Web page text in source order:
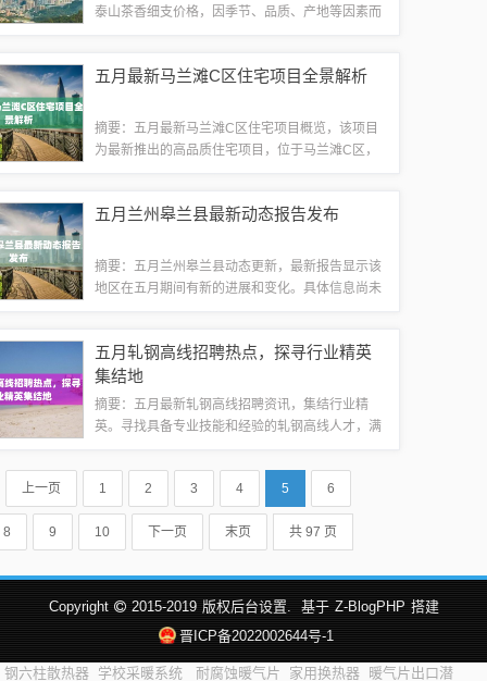
泰山茶香细支价格，因季节、品质、产地等因素而
值，是品茗爱好者的不错选择。泰山茶的背景...
五月最新马兰滩C区住宅项目全景解析
摘要：五月最新马兰滩C区住宅项目概览，该项目
为最新推出的高品质住宅项目，位于马兰滩C区，
布。一、项目概述马兰滩C区住宅项目坐落于...
五月兰州皋兰县最新动态报告发布
摘要：五月兰州皋兰县动态更新，最新报告显示该
地区在五月期间有新的进展和变化。具体信息尚未
进一步关注以获取详细情况。随着春意渐浓，...
五月轧钢高线招聘热点，探寻行业精英
集结地
摘要：五月最新轧钢高线招聘资讯，集结行业精
英。寻找具备专业技能和经验的轧钢高线人才，满
程师、技术员、操作员等，为求职者提供广阔的职
业发展空间。关注行业发展趋势，吸引优秀人才...
上一页 1 2 3 4 5 6
8 9 10 下一页 末页 共 97 页
Copyright 2015-2019 版权后台设置. 基于 Z-BlogPHP 搭建
晋ICP备2022002644号-1
钢六柱散热器 学校采暖系统 耐腐蚀暖气片 家用换热器 暖气片出口潜